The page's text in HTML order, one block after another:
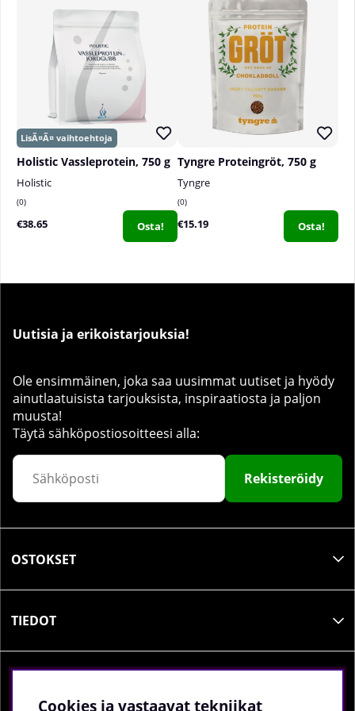
Holistic Vassleprotein, 750 g
Holistic
0
€38.65 Osta!
Tyngre Proteingröt, 750 g
Tyngre
0
€15.19 Osta!
Uutisia ja erikoistarjouksia!
Ole ensimmäinen, joka saa uusimmat uutiset ja hyödy
ainutlaatuisista tarjouksista, inspiraatiosta ja paljon
muusta!
Täytä sähköpostiosoitteesi alla:
Rekisteröidy
OSTOKSET
TIEDOT
Cookies ja vastaavat tekniikat